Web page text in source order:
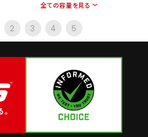
全ての容量を見る
2 3 4 5